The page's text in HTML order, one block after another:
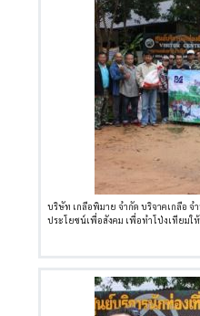
บริษัท เกลือพิมาย จำกัด บริจาคเกลือ
ประโยชน์เพื่อสังคม เพื่อทำโป่งเทียม